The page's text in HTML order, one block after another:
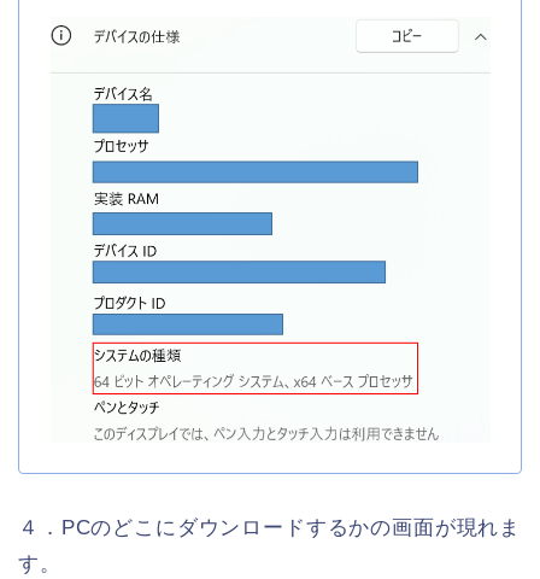
４．PCのどこにダウンロードするかの画面が現れま
す。